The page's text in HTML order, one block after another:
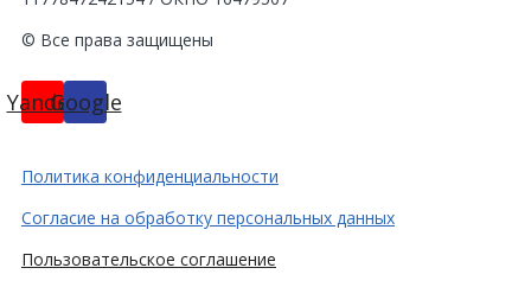
© Все права защищены
YandexGoogle
Политика конфиденциальности
Согласие на обработку персональных данных
Пользовательское соглашение